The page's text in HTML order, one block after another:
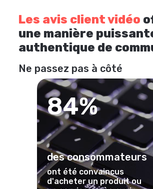
Les avis client vidéo
une manière
authentique de
Ne passez pas à côté
84%
des consommateurs
ont été convaincus
d'acheter un produit ou